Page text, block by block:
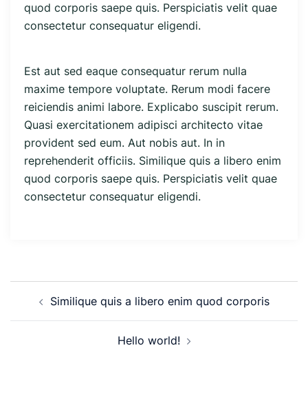
quod corporis saepe quis. Perspiciatis velit quae
consectetur consequatur eligendi.
Est aut sed eaque consequatur rerum nulla
maxime tempore voluptate. Rerum modi facere
reiciendis animi labore. Explicabo suscipit rerum.
Quasi exercitationem adipisci architecto vitae
provident sed eum. Aut nobis aut. In in
reprehenderit officiis. Similique quis a libero enim
quod corporis saepe quis. Perspiciatis velit quae
consectetur consequatur eligendi.
Similique quis a libero enim quod corporis
Hello world!